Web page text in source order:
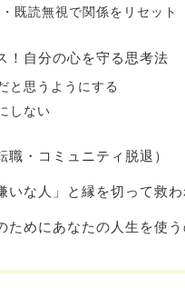
既読無視で関係をリセット
！自分の心を守る思考法
と思うようにする
しない
・コミュニティ脱退）
いな人」と縁を切って救
ためにあなたの人生を使う